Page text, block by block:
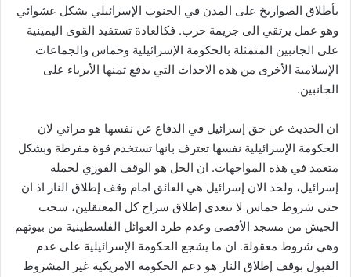
بأطلاق الصواريخ على المدن في الجنوب الإسرائيلي بشكل عشوائي
وهو عمل يرتقي الى جريمة حرب. فكالعادة تستفيد القوى اليمينية
على الجانبين المتمثلة بالحكومة الإسرائيلية وحماس والجماعات
الإسلامية الأخرى من هذه الاحداث التي يدفع ثمنها الأبرياء على
الجانبين.
ان الحديث عن حق إسرائيل في الدفاع عن نفسها هو مرائي لان
الحكومة الإسرائيلية نفسها تعترف بانها تستخدم قوة مفرطة وبشكل
متعمد في هذه المواجهات. ان الحل هو الوقف الفوري لحملة
إسرائيل، ولحد الان إسرائيل هي العائق امام وقف إطلاق النار اذ ان
حتى شروط حماس لا تتعدى إطلاق سراح كل المعتقلين، سحب
الجيش من مسجد الأقصى وعدم طرد العوائل الفلسطينية من بيوتهم
وهي شروط معقولة. ان ما يشجع الحكومة الإسرائيلية على عدم
القبول بوقف إطلاق النار هو دعم الحكومة الامريكية غير المشروط